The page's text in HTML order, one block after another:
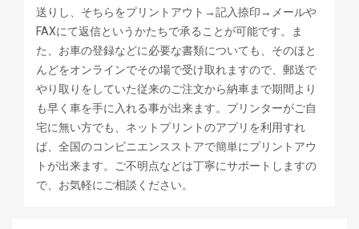
送りし、そちらをプリントアウト→記入捺印→メールや
FAXにて返信というかたちで承ることが可能です。ま
た、お車の登録などに必要な書類についても、そのほと
んどをオンラインでその場で受け取れますので、郵送で
やり取りをしていた従来のご注文から納車まで期間より
も早く車を手に入れる事が出来ます。プリンターがご自
宅に無い方でも、ネットプリントのアプリを利用すれ
ば、全国のコンビニエンスストアで簡単にプリントアウ
トが出来ます。ご不明点などは丁寧にサポートしますの
で、お気軽にご相談ください。